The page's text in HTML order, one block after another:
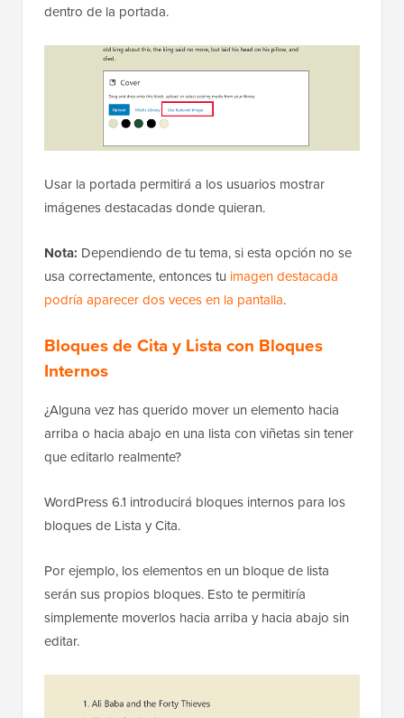
dentro de la portada.
Usar la portada permitirá a los usuarios mostrar
imágenes destacadas donde quieran.
Nota: Dependiendo de tu tema, si esta opción no se
usa correctamente, entonces tu imagen destacada
podría aparecer dos veces en la pantalla.
Bloques de Cita y Lista con Bloques
Internos
¿Alguna vez has querido mover un elemento hacia
arriba o hacia abajo en una lista con viñetas sin tener
que editarlo realmente?
WordPress 6.1 introducirá bloques internos para los
bloques de Lista y Cita.
Por ejemplo, los elementos en un bloque de lista
serán sus propios bloques. Esto te permitiría
simplemente moverlos hacia arriba y hacia abajo sin
editar.